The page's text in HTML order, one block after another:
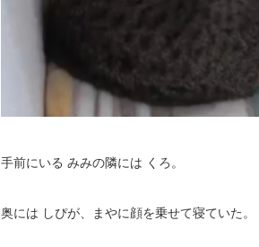
手前にいる みみの隣には くろ。
奥には しぴが、まやに顔を乗せて寝ていた。